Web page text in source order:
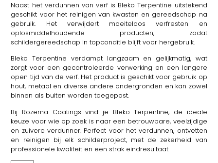
Naast het verdunnen van verf is Bleko Terpentine uitstekend
geschikt voor het reinigen van kwasten en gereedschap na
gebruik. Het verwijdert moeiteloos verfresten en
oplosmiddelhoudende producten, zodat
schildergereedschap in topconditie blijft voor hergebruik.
Bleko Terpentine verdampt langzaam en gelijkmatig, wat
zorgt voor een gecontroleerde verwerking en een langere
open tijd van de verf. Het product is geschikt voor gebruik op
hout, metaal en diverse andere ondergronden en kan zowel
binnen als buiten worden toegepast.
Bij Rozema Coatings vind je Bleko Terpentine, de ideale
keuze voor wie op zoek is naar een betrouwbare, veelzijdige
en zuivere verdunner. Perfect voor het verdunnen, ontvetten
en reinigen bij elk schilderproject, met de zekerheid van
professionele kwaliteit en een strak eindresultaat.